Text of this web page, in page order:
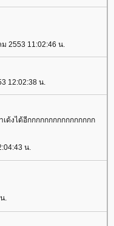
2553 11:02:46 น.
12:02:38 น.
ด้งได้อีกกกกกกกกกกกกกกกก
น.
.